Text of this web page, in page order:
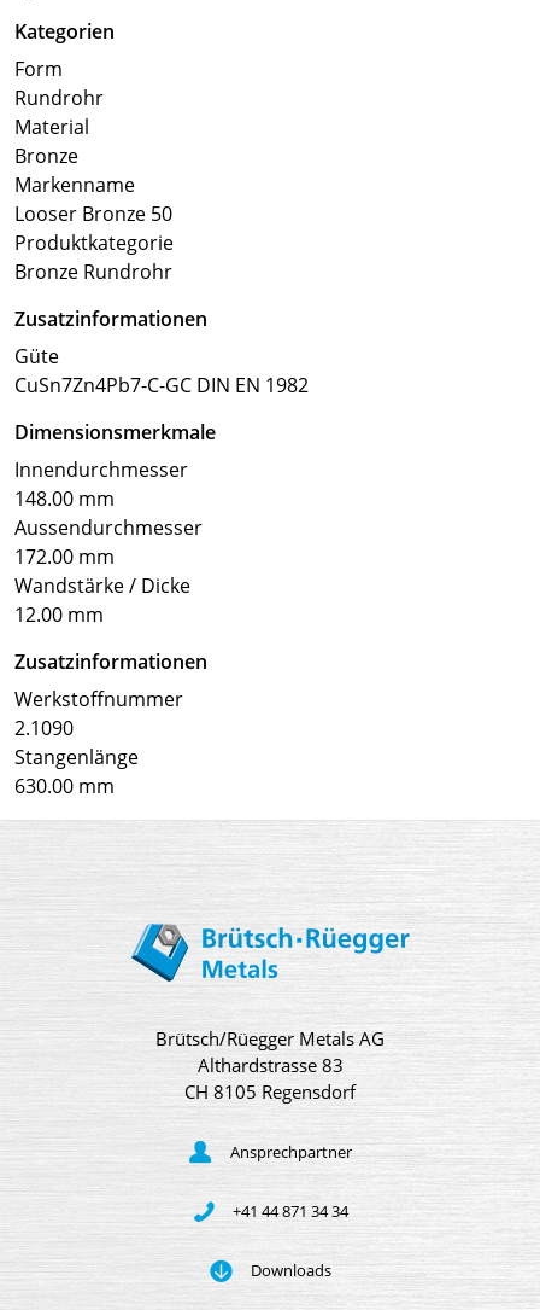
Kategorien
Form
Rundrohr
Material
Bronze
Markenname
Looser Bronze 50
Produktkategorie
Bronze Rundrohr
Zusatzinformationen
Güte
CuSn7Zn4Pb7-C-GC DIN EN 1982
Dimensionsmerkmale
Innendurchmesser
148.00 mm
Aussendurchmesser
172.00 mm
Wandstärke / Dicke
12.00 mm
Zusatzinformationen
Werkstoffnummer
2.1090
Stangenlänge
630.00 mm
Brütsch/Rüegger Metals AG
Althardstrasse 83
CH 8105 Regensdorf
Ansprechpartner
+41 44 871 34 34
Downloads